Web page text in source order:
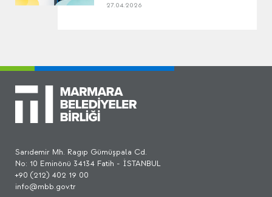
27.04.2026
Sarıdemir Mh. Ragıp Gümüşpala Cd.
No: 10 Eminönü 34134 Fatih - İSTANBUL
+90 (212) 402 19 00
info@mbb.gov.tr